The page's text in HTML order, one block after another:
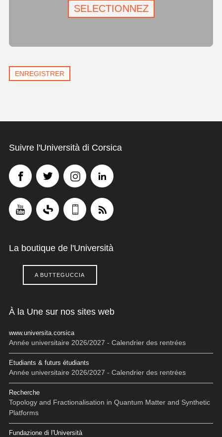
SELECTIONNEZ
Suivre l'Università di Corsica
La boutique de l'Università
A BUTTEGUCCIA
À la Une sur nos sites web
www.universita.corsica
Année universitaire 2026/2027 - Calendrier des rentrées
Etudiants & futurs étudiants
Année universitaire 2026/2027 - Calendrier des rentrées
Recherche
Topology and Fractionalisation in Quantum Matter and Synthetic
Platforms
Fundazione di l'Università